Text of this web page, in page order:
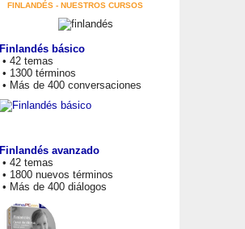
FINLANDÉS - NUESTROS CURSOS
Finlandés básico
• 42 temas
• 1300 términos
• Más de 400 conversaciones
Finlandés avanzado
• 42 temas
• 1800 nuevos términos
• Más de 400 diálogos